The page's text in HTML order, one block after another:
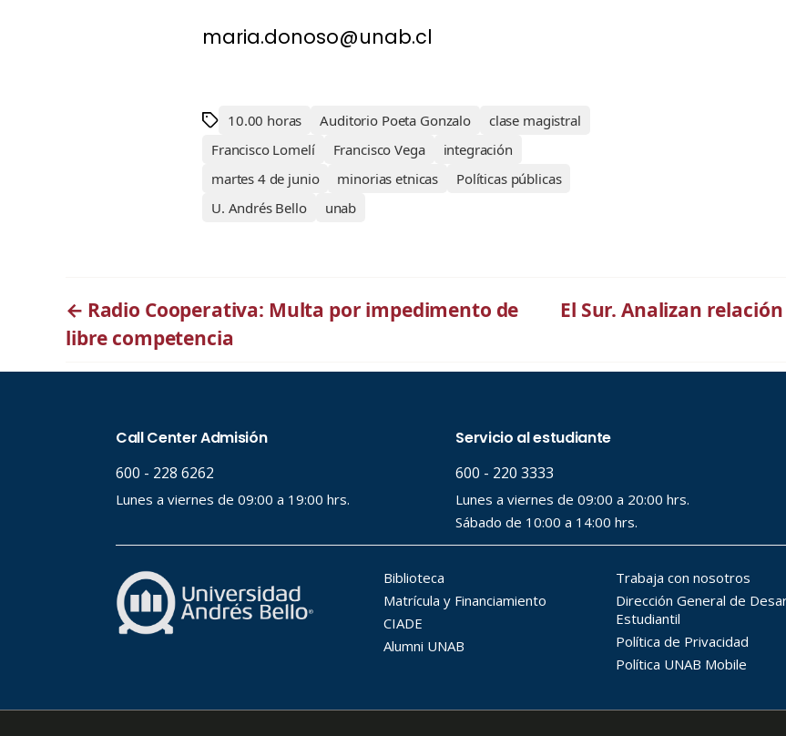
maria.donoso@unab.cl
10.00 horas Auditorio Poeta Gonzalo
clase magistral
Francisco Lomelí
Francisco Vega
integración
martes 4 de junio
minorias etnicas
Políticas públicas
U. Andrés Bello
unab
← Radio Cooperativa: Multa por impedimento de
libre competencia
El Sur. Analizan